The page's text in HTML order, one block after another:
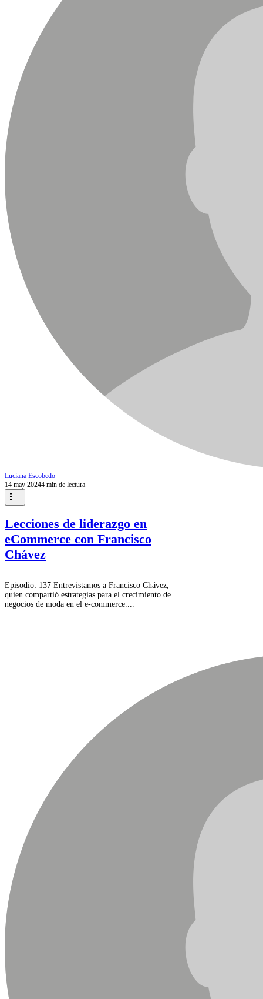
Luciana Escobedo
14 may 20244 min de lectura
Lecciones de liderazgo en
eCommerce con Francisco
Chávez
Episodio: 137 Entrevistamos a Francisco Chávez,
quien compartió estrategias para el crecimiento de
negocios de moda en el e-commerce....